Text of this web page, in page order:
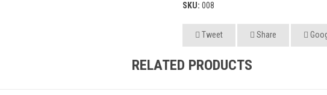
SKU:008
Tweet Share
RELATED PRODUCTS